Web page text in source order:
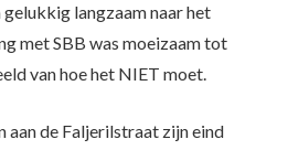
langzaam naar het
met SBB was moeizaam tot
van hoe het NIET moet.
aan de Faljerilstraat zijn eind